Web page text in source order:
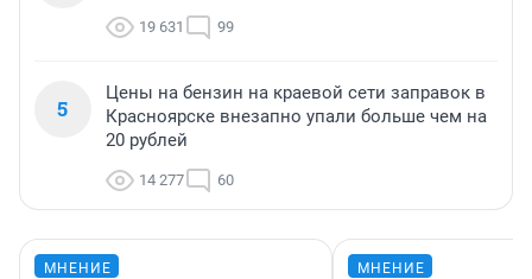
19 631 99
5
Цены на бензин на краевой сети заправок в
Красноярске внезапно упали больше чем на
20 рублей
14 277 60
МНЕНИЕ МНЕНИЕ